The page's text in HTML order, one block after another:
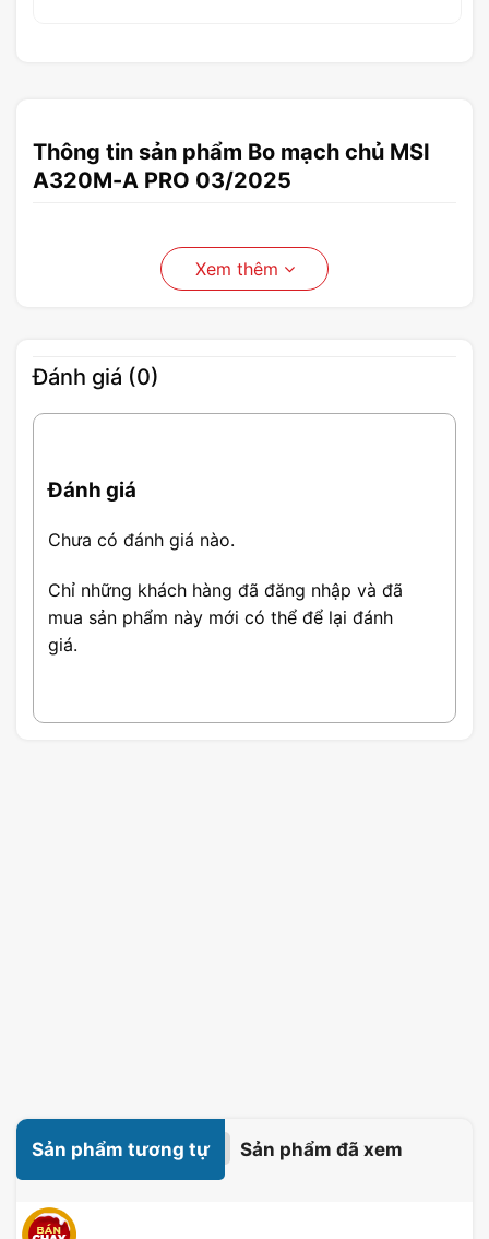
Thông tin sản phẩm Bo mạch chủ MSI
A320M-A PRO 03/2025
Xem thêm
Đánh giá (0)
Đánh giá
Chưa có đánh giá nào.
Chỉ những khách hàng đã đăng nhập và đã
mua sản phẩm này mới có thể để lại đánh
giá.
Sản phẩm tương tự Sản phẩm đã xem